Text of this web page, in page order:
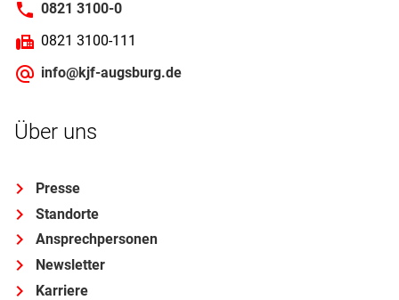
0821 3100-0
0821 3100-111
info@kjf-augsburg.de
Über uns
Presse
Standorte
Ansprechpersonen
Newsletter
Karriere